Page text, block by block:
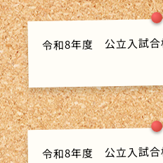
令和8年度 公立入試合
令和8年度 公立入試合